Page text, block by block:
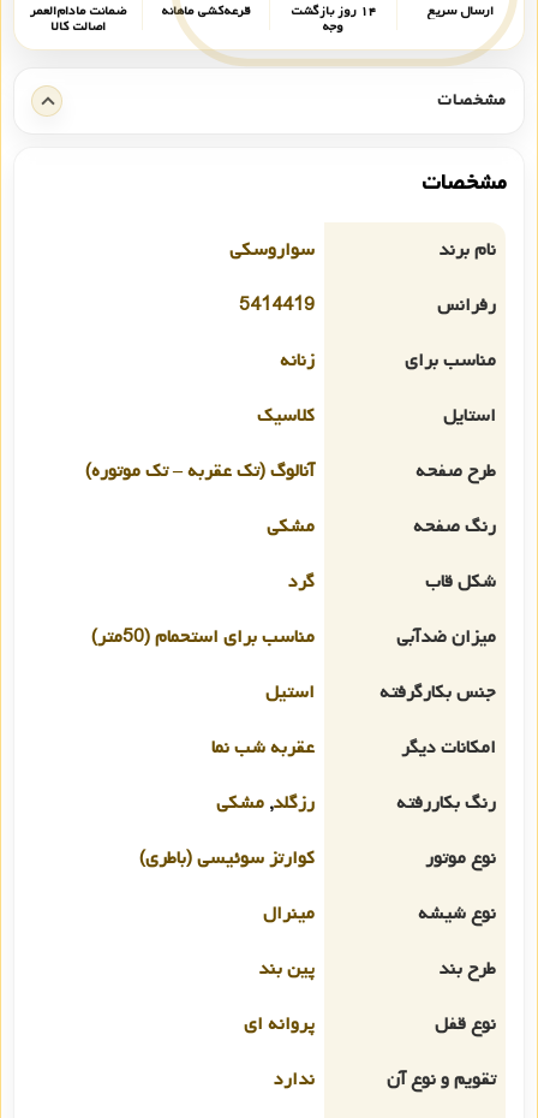
ارسال سریع ۱۴ روز بازگشت
وجه
قرعه‌کشی ماهانه ضمانت مادام‌العمر
اصالت کالا
مشخصات
مشخصات
نام برند
سواروسکی
رفرانس
5414419
مناسب برای
زنانه
استایل
کلاسیک
طرح صفحه
آنالوگ (تک عقربه – تک موتوره)
رنگ صفحه
مشکی
شکل قاب
گرد
میزان ضدآبی
مناسب برای استحمام (50متر)
جنس بکارگرفته
استیل
امکانات دیگر
عقربه شب نما
رنگ بکاررفته
رزگلد, مشکی
نوع موتور
کوارتز سوئیسی (باطری)
نوع شیشه
مینرال
طرح بند
پین بند
نوع قفل
پروانه ای
تقویم و نوع آن
ندارد